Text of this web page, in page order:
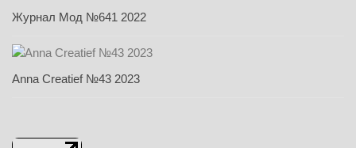
Журнал Мод №641 2022
Anna Creatief №43 2023